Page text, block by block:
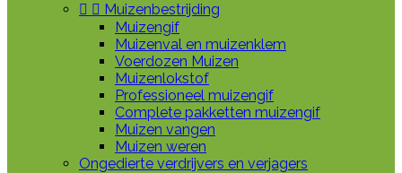
  Muizenbestrijding
Muizengif
Muizenval en muizenklem
Voerdozen Muizen
Muizenlokstof
Professioneel muizengif
Complete pakketten muizengif
Muizen vangen
Muizen weren
Ongedierte verdrijvers en verjagers